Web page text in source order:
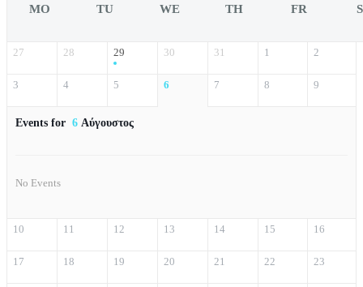
MO TU WE TH FR
27 28 29 30 31 1 2
3 4 5 6 7 8 9
Events for 6 Αύγουστος
No Events
10 11 12 13 14 15 16
17 18 19 20 21 22 23